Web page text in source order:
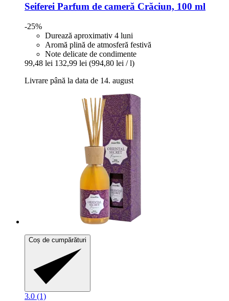
Seiferei Parfum de cameră Crăciun, 100 ml
-25%
Durează aproximativ 4 luni
Aromă plină de atmosferă festivă
Note delicate de condimente
99,48 lei 132,99 lei (994,80 lei / l)
Livrare până la data de 14. august
Coș de cumpărături
3.0 (1)